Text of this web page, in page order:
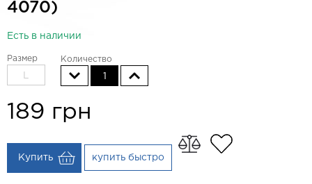
4070)
Есть в наличии
Размер Количество
189 грн
Купить купить быстро